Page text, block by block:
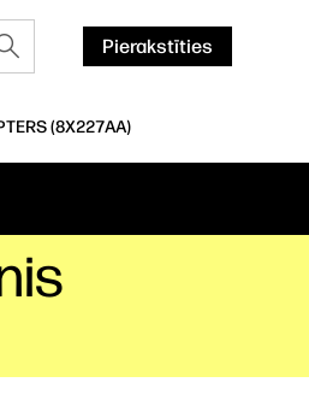
Pierakstīties
(8X227AA)